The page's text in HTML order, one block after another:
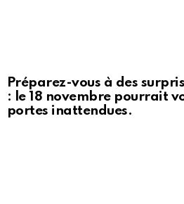
Préparez-vous à des
: le 18 novembre pourrait
portes inattendues.